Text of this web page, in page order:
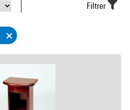
Filtrer